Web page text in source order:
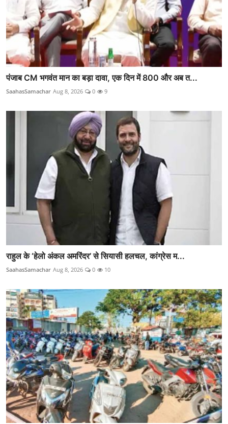
पंजाब CM भगवंत मान का बड़ा दावा, एक दिन में 800 और अब त...
SaahasSamachar Aug 8, 2026 0 9
राहुल के ‘हेलो अंकल अमरिंदर’ से सियासी हलचल, कांग्रेस म...
SaahasSamachar Aug 8, 2026 0 10